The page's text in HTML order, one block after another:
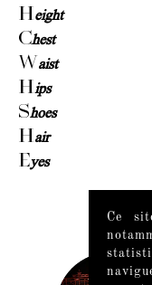
Height
Chest
W aist
Hips
Shoes
Hair
Eyes
Ce